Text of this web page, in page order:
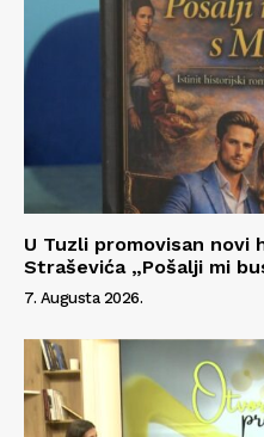
Impressum
U Tuzli promovisan novi
Straševića „Pošalji mi
7. Augusta 2026.